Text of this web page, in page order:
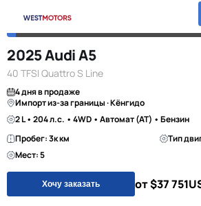
2025 Audi A5
40 TFSI Quattro S Line
4 дня в продаже
Импорт из-за границы · Кёнгидо
2 L • 204 л.с. • 4WD • Автомат (AT) • Бензин
Пробег: 3к км
Тип
Мест: 5
Хочу заказать от $37 751